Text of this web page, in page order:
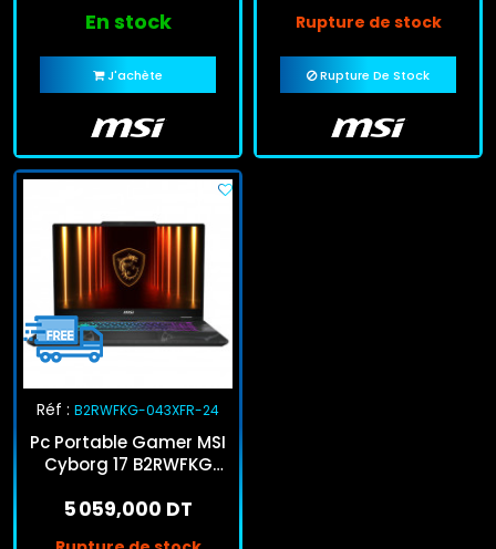
En stock
J'achète
Rupture de stock
Rupture De Stock
Réf : B2RWFKG-043XFR-24
Pc Portable Gamer MSI
Cyborg 17 B2RWFKG
512Go SSD RTX 5060
5 059,000 DT